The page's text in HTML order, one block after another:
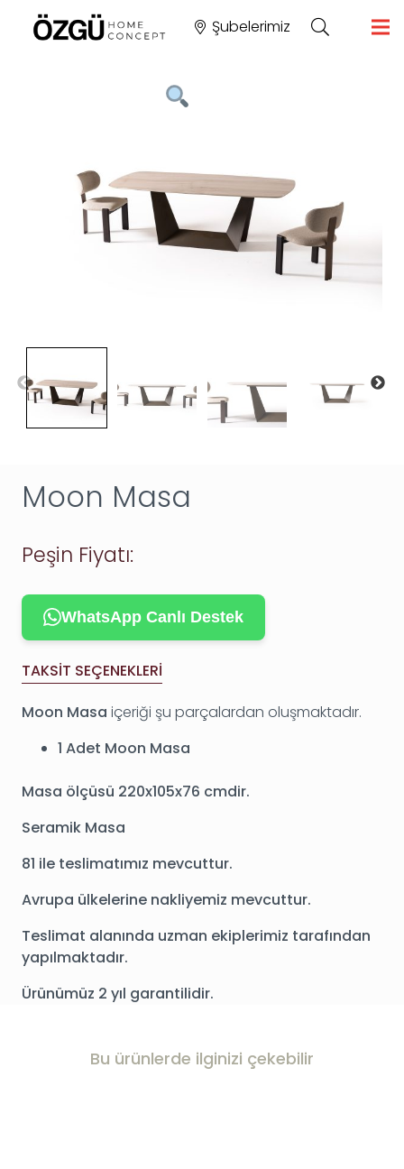
Şubelerimiz
Moon Masa
Peşin Fiyatı:
WhatsApp Canlı Destek
TAKSIT SEÇENEKLERI
Moon Masa içeriği şu parçalardan oluşmaktadır.
1 Adet Moon Masa
Masa ölçüsü 220x105x76 cmdir.
Seramik Masa
81 ile teslimatımız mevcuttur.
Avrupa ülkelerine nakliyemiz mevcuttur.
Teslimat alanında uzman ekiplerimiz tarafından
yapılmaktadır.
Ürünümüz 2 yıl garantilidir.
Bu ürünlerde ilginizi çekebilir